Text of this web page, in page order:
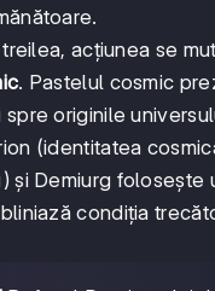
acțiunea se
. Pastelul cosmic
spre originile
(identitatea
și Demiurg folosește
condiția